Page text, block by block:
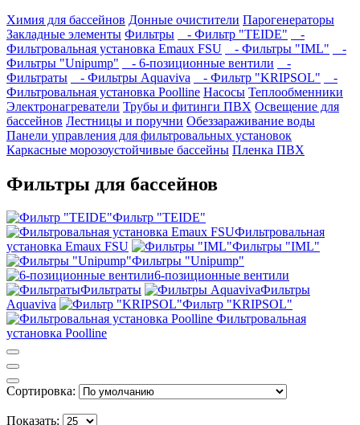
Химия для бассейнов Донные очистители Парогенераторы
Закладные элементы Фильтры - Фильтр "TEIDE"
-
Фильтровальная установка Emaux FSU
- Фильтры "IML"
-
Фильтры "Unipump"
- 6-позиционные вентили
-
Фильтраты
- Фильтры Aquaviva - Фильтр "KRIPSOL"
-
Фильтровальная установка Poolline Насосы Теплообменники
Электронагреватели Трубы и фитинги ПВХ Освещение для
бассейнов Лестницы и поручни Обеззараживание воды
Панели управления для фильтровальных установок
Каркасные морозоустойчивые бассейны Пленка ПВХ
Фильтры для бассейнов
Фильтр "TEIDE"
Фильтровальная
установка Emaux FSU
Фильтры "IML"
Фильтры "Unipump"
6-позиционные вентили
Фильтраты
Фильтры
Aquaviva
Фильтр "KRIPSOL"
Фильтровальная
установка Poolline
Сортировка:
Показать: